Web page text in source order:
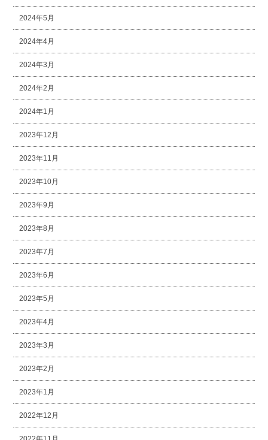
2024年5月
2024年4月
2024年3月
2024年2月
2024年1月
2023年12月
2023年11月
2023年10月
2023年9月
2023年8月
2023年7月
2023年6月
2023年5月
2023年4月
2023年3月
2023年2月
2023年1月
2022年12月